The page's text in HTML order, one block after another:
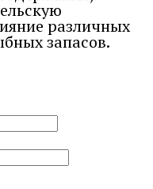
различных
запасов.